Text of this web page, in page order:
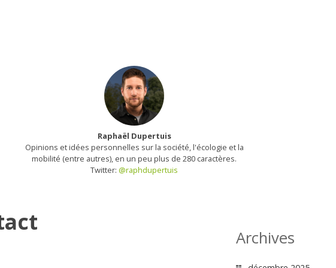
Raphaël Dupertuis
Opinions et idées personnelles sur la société, l'écologie et la
mobilité (entre autres), en un peu plus de 280 caractères.
Twitter: @raphdupertuis
Archives